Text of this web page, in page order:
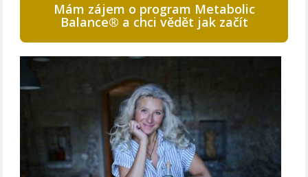
Mám zájem o program Metabolic
Balance® a chci vědět jak začít